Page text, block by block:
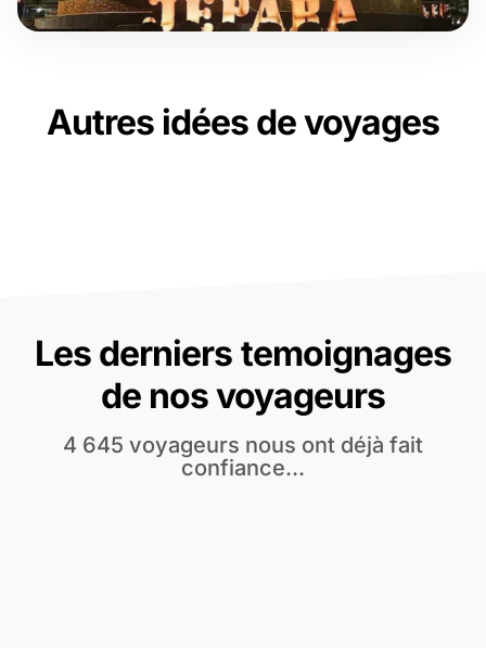
Autres idées de voyages
Les derniers temoignages
de nos voyageurs
4 645 voyageurs nous ont déjà fait
confiance...